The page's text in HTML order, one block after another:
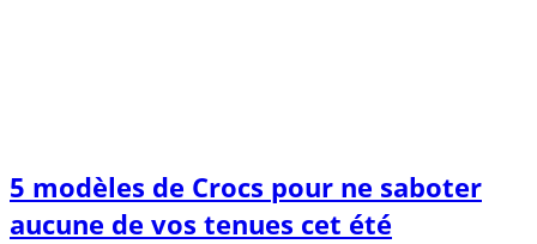
5 modèles de Crocs pour ne saboter
aucune de vos tenues cet été